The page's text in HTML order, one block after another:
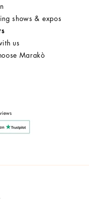
shows & expos
us
Marakò